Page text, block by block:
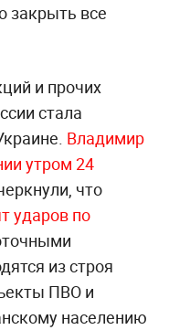
закрыть все
и прочих
стала
Владимир
утром 24
что
ударов по
из строя
ПВО и
населению